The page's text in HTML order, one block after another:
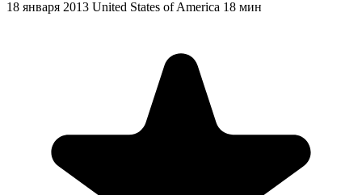
18 января 2013 United States of America 18 мин